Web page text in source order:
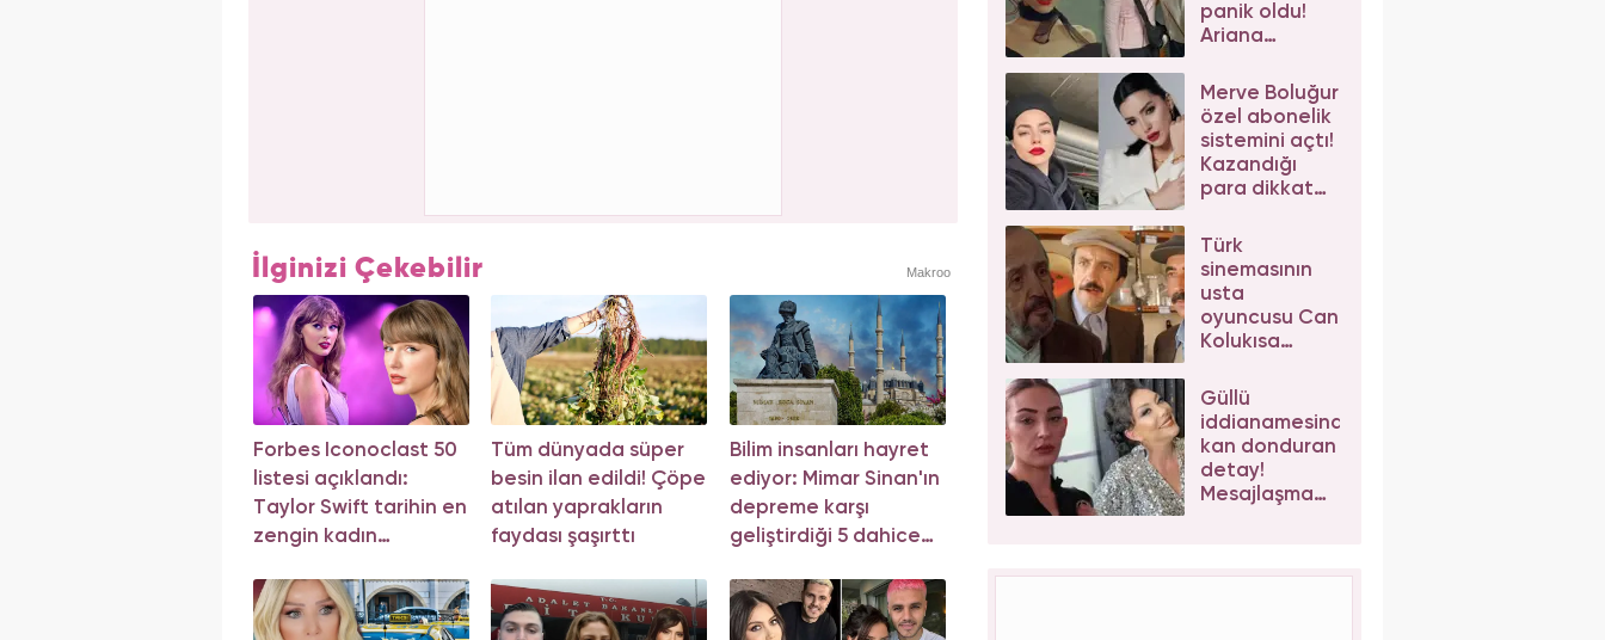
İlginizi Çekebilir Makroo
Forbes Iconoclast 50
listesi açıklandı:
Taylor Swift tarihin en
zengin kadın
Tüm dünyada süper
besin ilan edildi! Çöpe
atılan yaprakların
faydası şaşırttı
Bilim insanları hayret
ediyor: Mimar Sinan'ın
depreme karşı
geliştirdiği 5 dahice
panik oldu!
Ariana
son hali
korkuttu
Merve Boluğur
özel abonelik
sistemini açtı!
Kazandığı
para dikkat
Türk
sinemasının
usta
oyuncusu Can
Kolukısa
kaybetti!
Güllü
iddianamesinde
kan donduran
detay!
Mesajlaşma